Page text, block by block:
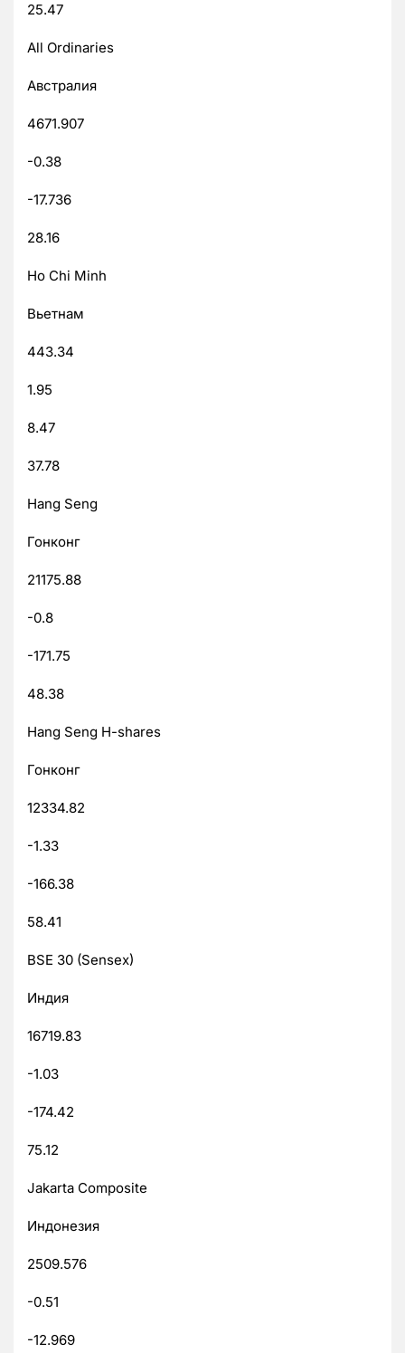
25.47
All Ordinaries
Австралия
4671.907
-0.38
-17.736
28.16
Ho Chi Minh
Вьетнам
443.34
1.95
8.47
37.78
Hang Seng
Гонконг
21175.88
-0.8
-171.75
48.38
Hang Seng H-shares
Гонконг
12334.82
-1.33
-166.38
58.41
BSE 30 (Sensex)
Индия
16719.83
-1.03
-174.42
75.12
Jakarta Composite
Индонезия
2509.576
-0.51
-12.969